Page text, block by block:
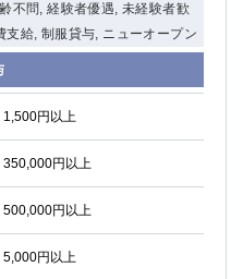
不問, 経験者優遇, 未経験者歓
支給, 制服貸与, ニューオープン
1,500円以上
350,000円以上
500,000円以上
5,000円以上